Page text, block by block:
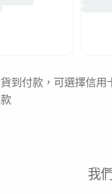
貨到付款，可選擇信用
款
我